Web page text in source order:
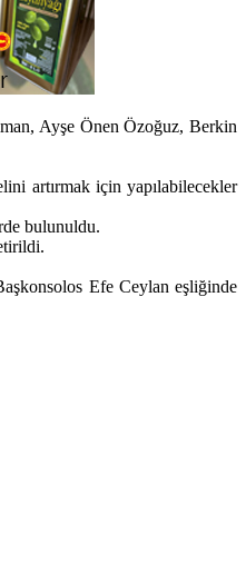
Ayşe Önen Özoğuz, Berkin
artırmak için yapılabilecekler
bulunuldu.
Efe Ceylan eşliğinde